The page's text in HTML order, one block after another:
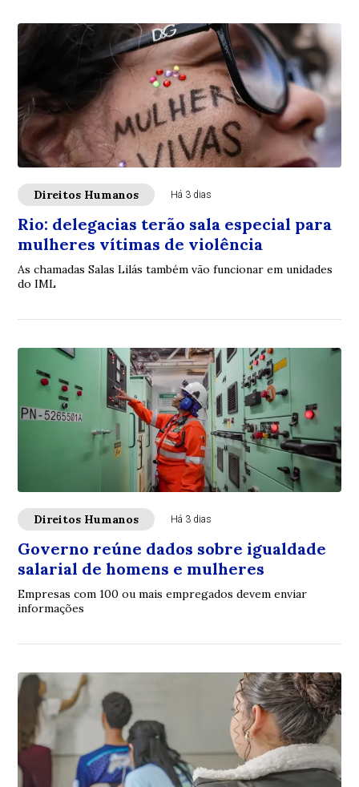
Direitos Humanos Há 3 dias
Rio: delegacias terão sala especial para
mulheres vítimas de violência
As chamadas Salas Lilás também vão funcionar em unidades
do IML
Direitos Humanos Há 3 dias
Governo reúne dados sobre igualdade
salarial de homens e mulheres
Empresas com 100 ou mais empregados devem enviar
informações